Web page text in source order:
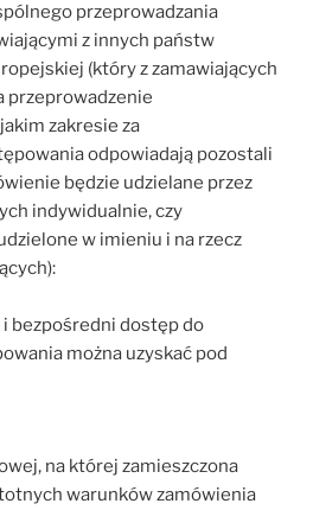
przeprowadzania
z innych państw
(który z zamawiających
przeprowadzenie
zakresie za
odpowiadają pozostali
będzie udzielane przez
indywidualnie, czy
w imieniu i na rzecz
i bezpośredni dostęp do
można uzyskać pod
na której zamieszczona
warunków zamówienia